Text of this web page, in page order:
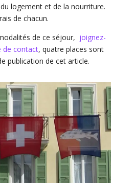
logement et de la nourriture.
de chacun.
de ce séjour, joignez-
de contact, quatre places sont
publication de cet article.